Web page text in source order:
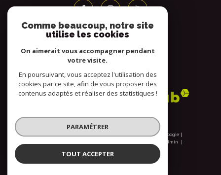
Adhérents
© 2026 | Tous droits réservés | Traduction powered by Google |
Admin
Comme beaucoup, notre site
utilise les cookies
On aimerait vous accompagner pendant
votre visite.
En poursuivant, vous acceptez l'utilisation des
cookies par ce site, afin de vous proposer des
contenus adaptés et réaliser des statistiques !
PARAMÉTRER
TOUT ACCEPTER